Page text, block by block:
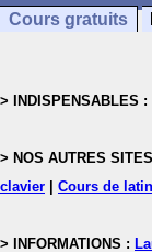
Cours gratuits
> INDISPENSABLES :
> NOS AUTRES
clavier
Cours de latin
> INFORMATIONS :